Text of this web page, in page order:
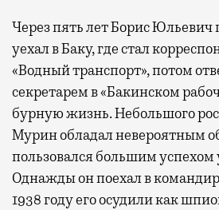
Через пять лет Борис
уехал в Баку, где стал
«Водный транспорт», потом
секретарем в «Бакинском
бурную жизнь. Небольшого
Мурин обладал невероятным
пользовался большим
Однажды он поехал в
1938 году его осудили как